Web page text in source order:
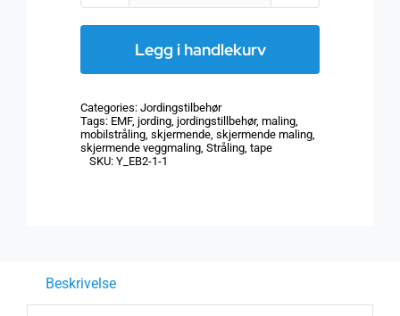
EBX50
(50m)
antall
Legg i handlekurv
Categories: Jordingstilbehør
Tags: EMF, jording jordingstillbehør, maling
mobilstråling skjermende skjermende maling
skjermende veggmaling Stråling tape
SKU: Y_EB2-1-1
Beskrivelse